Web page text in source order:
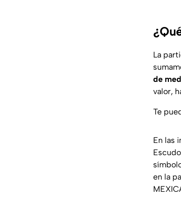
La
de
valor,
Te
En las
en la